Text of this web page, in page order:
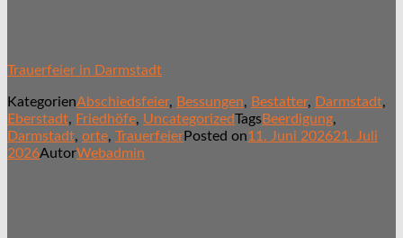
Trauerfeier in Darmstadt
KategorienAbschiedsfeier, Bessungen, Bestatter, Darmstadt,
Eberstadt, Friedhöfe, UncategorizedTagsBeerdigung,
Darmstadt, orte, TrauerfeierPosted on11. Juni 202621. Juli
2026AutorWebadmin